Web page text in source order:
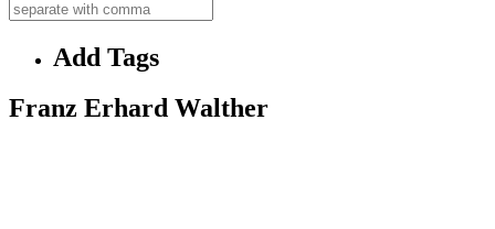
Add Tags
Franz Erhard Walther